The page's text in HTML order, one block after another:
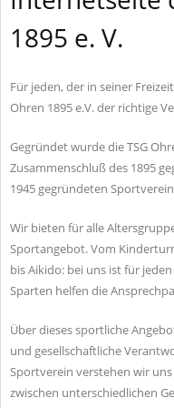
1895 e. V.
Für jeden, der in seiner
Ohren 1895 e.V. der richtige
Gegründet wurde die TSG
Zusammenschluß des 1895
1945 gegründeten
Wir bieten für alle
Sportangebot. Vom
bis Aikido: bei uns ist für
Sparten helfen die
Über dieses sportliche
und gesellschaftliche
Sportverein verstehen wir
zwischen unterschiedlichen